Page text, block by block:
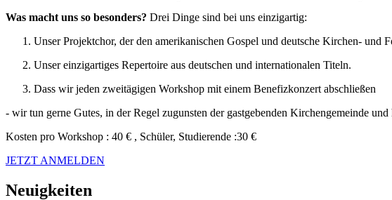
Was macht uns so besonders? Drei Dinge sind bei uns einzigartig:
Unser Projektchor, der den amerikanischen Gospel und deutsche Kirchen- und
Unser einzigartiges Repertoire aus deutschen und internationalen Titeln.
Dass wir jeden zweitägigen Workshop mit einem Benefizkonzert abschließen
- wir tun gerne Gutes, in der Regel zugunsten der gastgebenden Kirchengemeinde
Kosten pro Workshop : 40 € , Schüler, Studierende :30 €
JETZT ANMELDEN
Neuigkeiten